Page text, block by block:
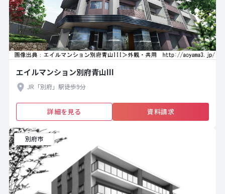
エイルマンション別府青山III
JR「別府」駅徒歩9分
詳細を見る 資料請求
別府市